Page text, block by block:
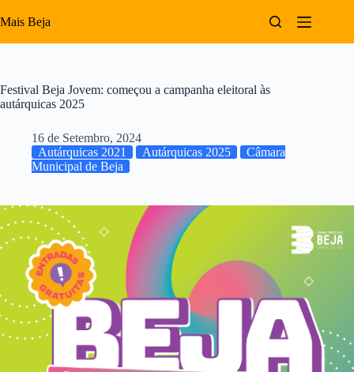
para
Mais Beja
Festival Beja Jovem: começou a campanha eleitoral às
autárquicas 2025
16 de Setembro, 2024
Autárquicas 2021
Autárquicas 2025
Câmara
Municipal de Beja